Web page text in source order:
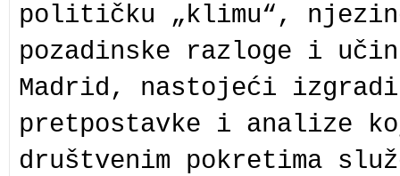
političku „klimu“,
pozadinske razloge i
Madrid, nastojeći
pretpostavke i analize
društvenim pokretima